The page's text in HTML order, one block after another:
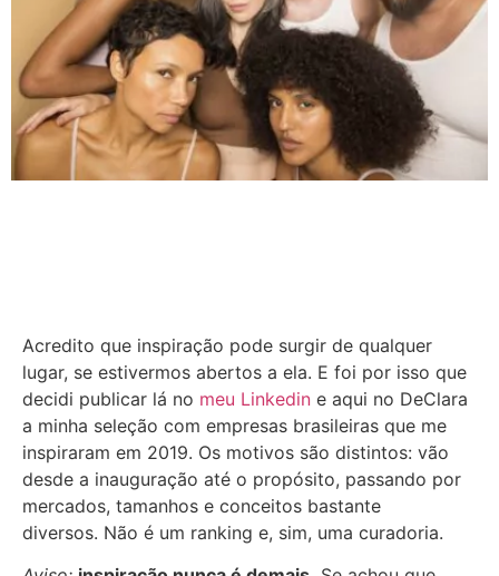
Acredito que inspiração pode surgir de qualquer
lugar, se estivermos abertos a ela. E foi por isso que
decidi publicar lá no meu Linkedin e aqui no DeClara
a minha seleção com empresas brasileiras que me
inspiraram em 2019. Os motivos são distintos: vão
desde a inauguração até o propósito, passando por
mercados, tamanhos e conceitos bastante
diversos. Não é um ranking e, sim, uma curadoria.